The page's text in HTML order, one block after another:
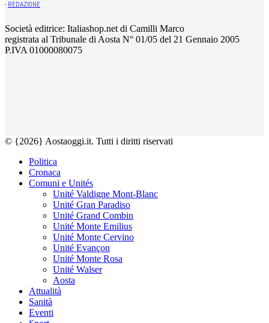
- REDAZIONE
Società editrice: Italiashop.net di Camilli Marco
registrata al Tribunale di Aosta N° 01/05 del 21 Gennaio 2005
P.IVA 01000080075
© {2026} Aostaoggi.it. Tutti i diritti riservati
Politica
Cronaca
Comuni e Unités
Unité Valdigne Mont-Blanc
Unité Gran Paradiso
Unité Grand Combin
Unité Monte Emilius
Unité Monte Cervino
Unité Evançon
Unité Monte Rosa
Unité Walser
Aosta
Attualità
Sanità
Eventi